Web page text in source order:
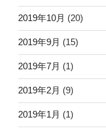
2019年10月 (20)
2019年9月 (15)
2019年7月 (1)
2019年2月 (9)
2019年1月 (1)